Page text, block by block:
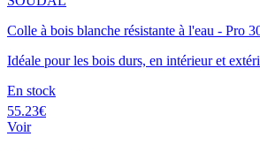
Colle à bois blanche résistante à l'eau - Pro
Idéale pour les bois durs, en intérieur et
En stock
55.23€
Voir